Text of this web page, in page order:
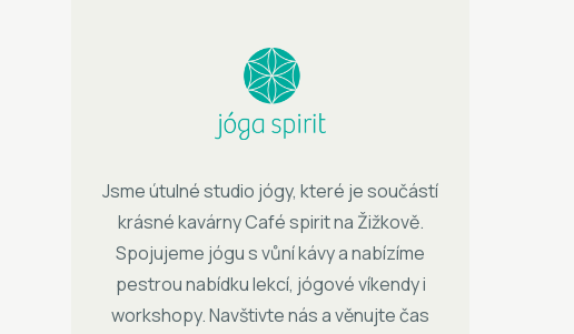
Jsme útulné studio jógy, které je součástí
krásné kavárny Café spirit na Žižkově.
Spojujeme jógu s vůní kávy a nabízíme
pestrou nabídku lekcí, jógové víkendy i
workshopy. Navštivte nás a věnujte čas